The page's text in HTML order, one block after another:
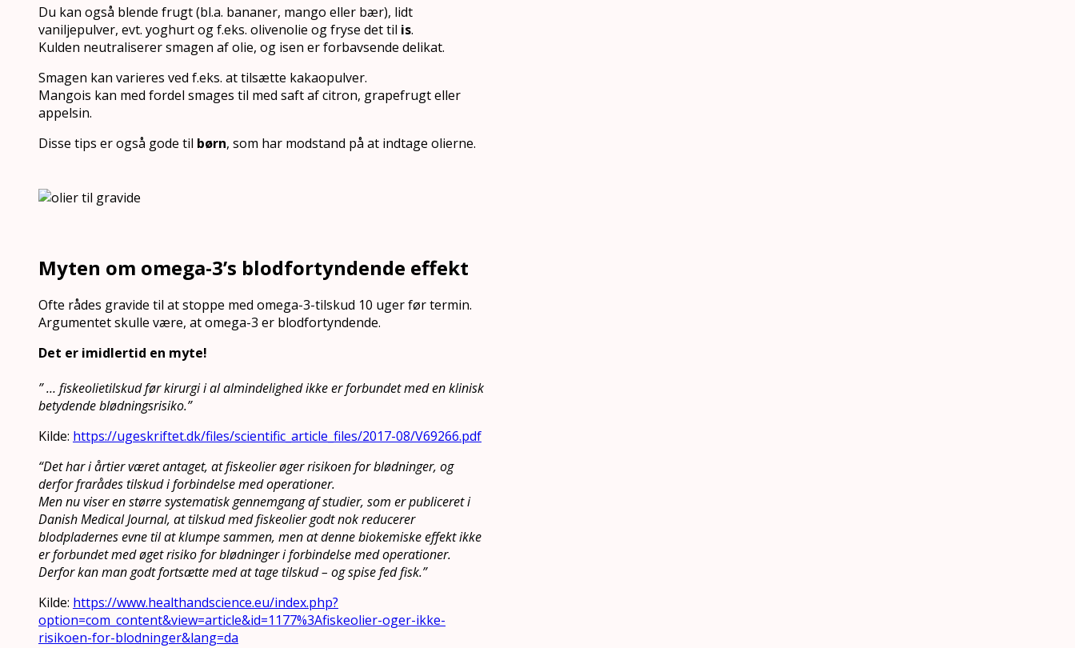
Du kan også blende frugt (bl.a. bananer, mango eller bær), lidt
vaniljepulver, evt. yoghurt og f.eks. olivenolie og fryse det til is.
Kulden neutraliserer smagen af olie, og isen er forbavsende delikat.
Smagen kan varieres ved f.eks. at tilsætte kakaopulver.
Mangois kan med fordel smages til med saft af citron, grapefrugt eller
appelsin.
Disse tips er også gode til børn, som har modstand på at indtage olierne.
Myten om omega-3’s blodfortyndende effekt
Ofte rådes gravide til at stoppe med omega-3-tilskud 10 uger før termin.
Argumentet skulle være, at omega-3 er blodfortyndende.
Det er imidlertid en myte!
” … fiskeolietilskud før kirurgi i al almindelighed ikke er forbundet med en klinisk
betydende blødningsrisiko.”
Kilde: https://ugeskriftet.dk/files/scientific_article_files/2017-08/V69266.pdf
“Det har i årtier været antaget, at fiskeolier øger risikoen for blødninger, og
derfor frarådes tilskud i forbindelse med operationer.
Men nu viser en større systematisk gennemgang af studier, som er publiceret i
Danish Medical Journal, at tilskud med fiskeolier godt nok reducerer
blodpladernes evne til at klumpe sammen, men at denne biokemiske effekt ikke
er forbundet med øget risiko for blødninger i forbindelse med operationer.
Derfor kan man godt fortsætte med at tage tilskud – og spise fed fisk.”
Kilde: https://www.healthandscience.eu/index.php?
option=com_content&view=article&id=1177%3Afiskeolier-oger-ikke-
risikoen-for-blodninger&lang=da